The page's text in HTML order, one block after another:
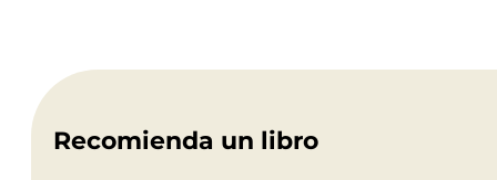
Recomienda un libro